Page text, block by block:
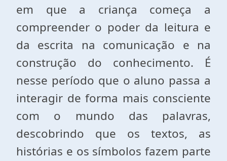
em que a criança começa a
compreender o poder da leitura e
da escrita na comunicação e na
construção do conhecimento. É
nesse período que o aluno passa a
interagir de forma mais consciente
com o mundo das palavras,
descobrindo que os textos, as
histórias e os símbolos fazem parte